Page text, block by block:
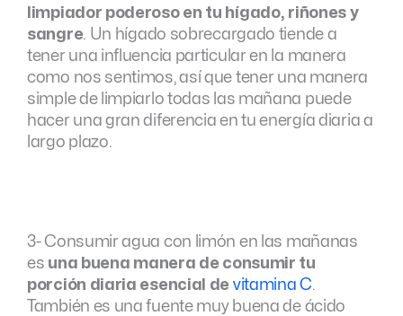
limpiador poderoso en tu hígado, riñones y
sangre. Un hígado sobrecargado tiende a
tener una influencia particular en la manera
como nos sentimos, así que tener una manera
simple de limpiarlo todas las mañana puede
hacer una gran diferencia en tu energía diaria a
largo plazo.
3- Consumir agua con limón en las mañanas
es una buena manera de consumir tu
porción diaria esencial de vitamina C.
También es una fuente muy buena de ácido